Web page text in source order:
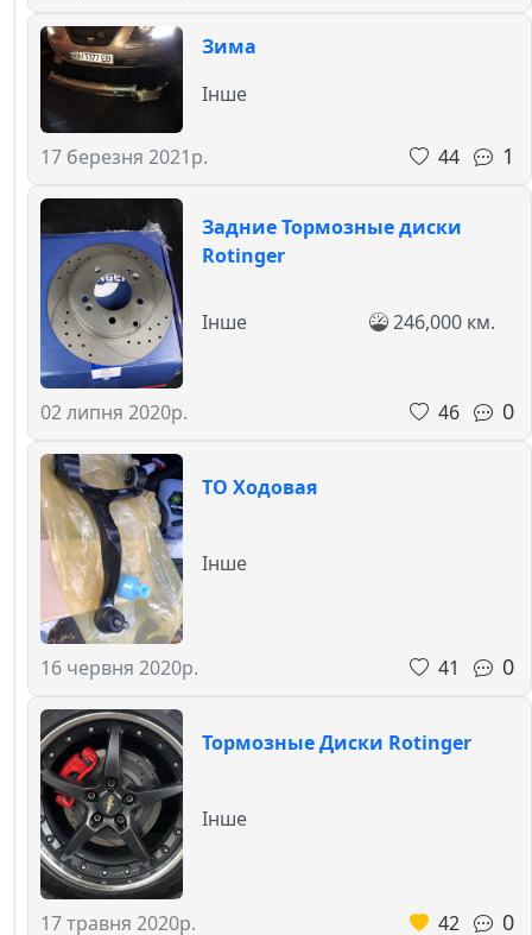
Зима
17 березня 2021р.
Інше
44 1
Задние Тормозные диски
Rotinger
02 липня 2020р.
Інше 246,000 км.
46 0
ТО Ходовая
16 червня 2020р.
Інше
41 0
Тормозные Диски Rotinger
17 травня 2020р.
Інше
42 0